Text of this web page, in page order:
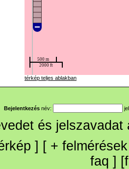
térkép teljes ablakban
Bejelentkezés név:
és
] [ + felmérések
faq ] [